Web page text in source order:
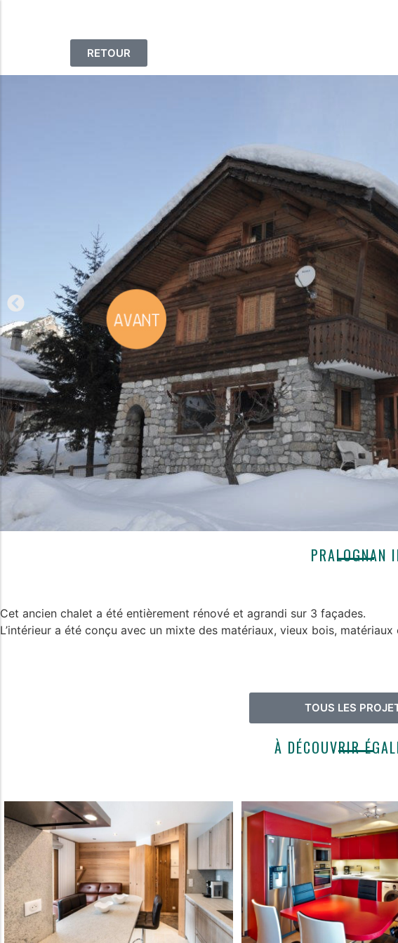
RETOUR
PRALOGNAN
Cet ancien chalet a été entièrement rénové et agrandi sur 3 façades.
L’intérieur a été conçu avec un mixte des matériaux, vieux bois,
TOUS LES
À DÉCOUVRIR